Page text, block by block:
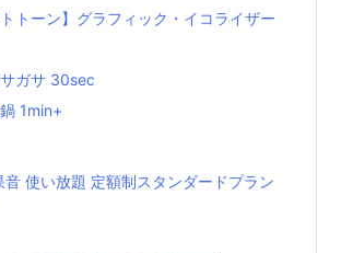
トトーン】グラフィック・イコライザー
サガサ 30sec
1min+